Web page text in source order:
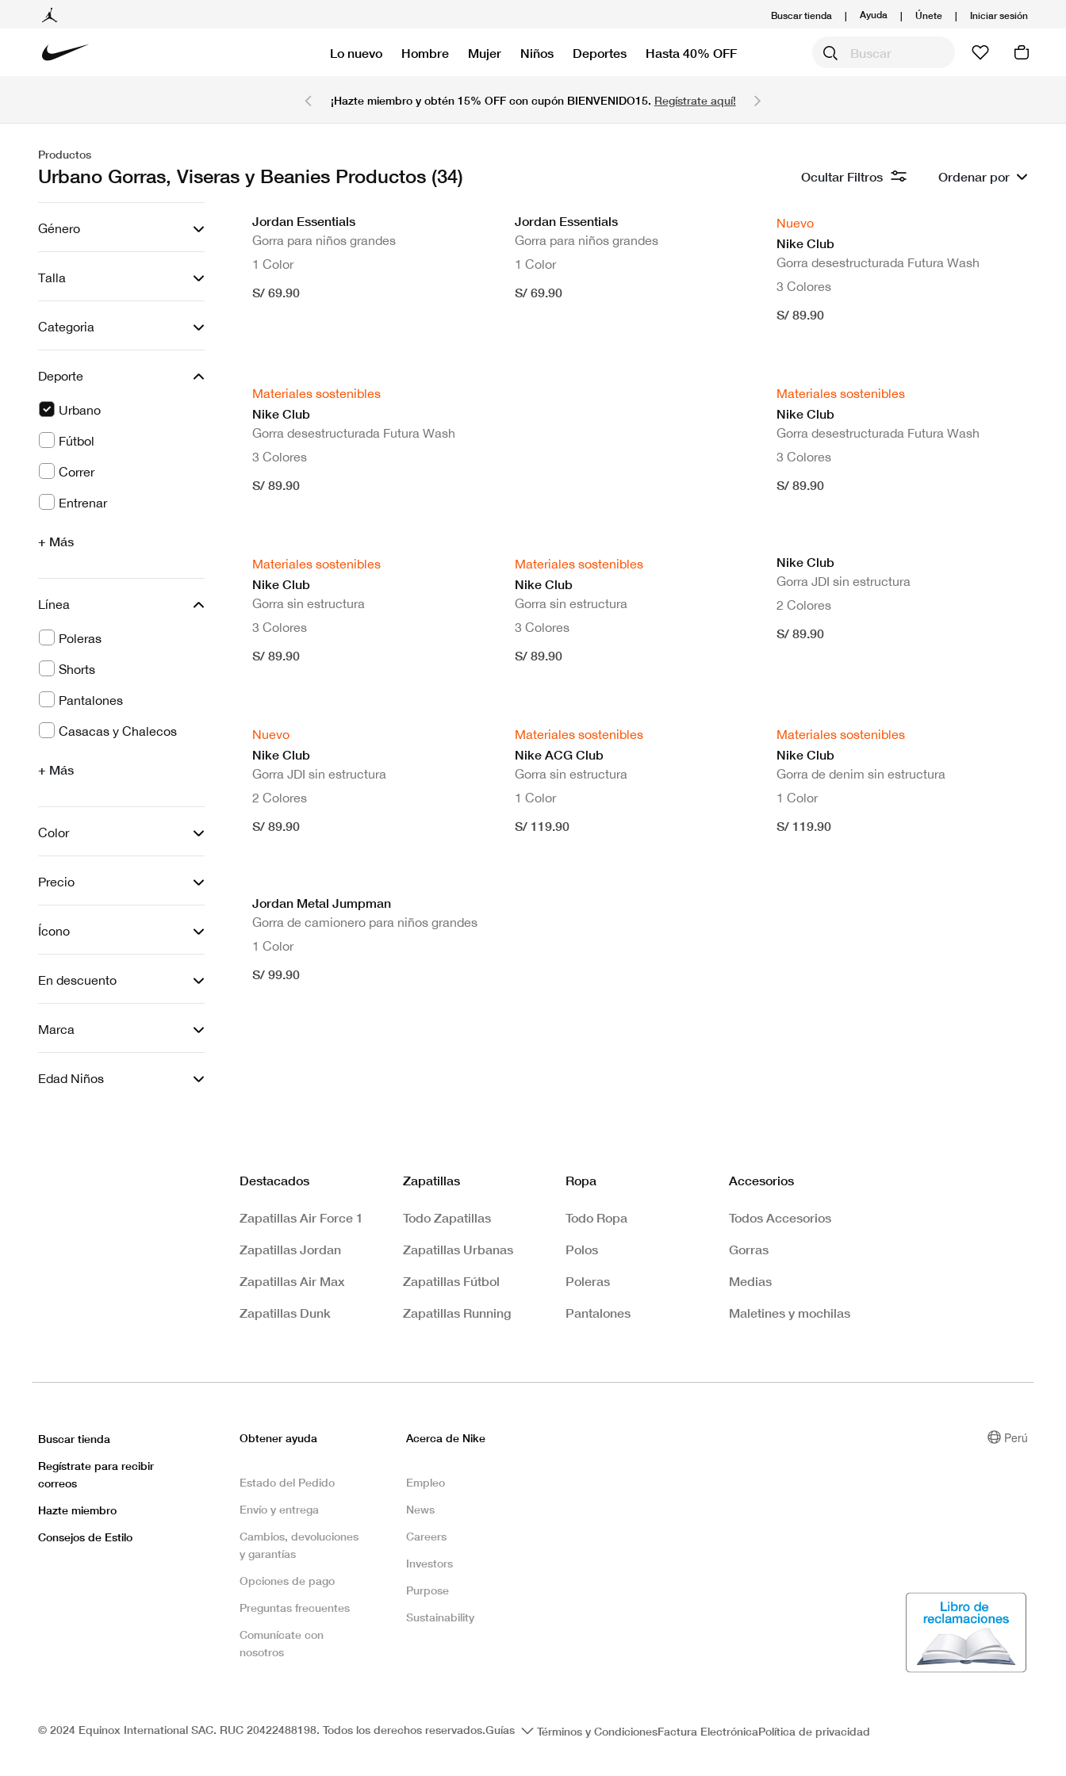
Buscar tienda | Ayuda | Únete | Iniciar sesión
Lo nuevo Hombre Mujer Niños Deportes Hasta 40% OFF
¡Hazte miembro y obtén 15% OFF con cupón BIENVENIDO15. Regístrate aquí!
Productos
Urbano Gorras, Viseras y Beanies Productos (34) Ocultar Filtros Ordenar por
Género
Talla
Categoria
Deporte
Urbano
seleccionado Actualmente Refinado por Deporte: Urbano
Fútbol
Filtrar por Deporte: Fútbol
Correr
Filtrar por Deporte: Correr
Entrenar
+ Más
Línea
Poleras
Filtrar por Línea: Poleras
Shorts
Filtrar por Línea: Shorts
Pantalones
Filtrar por Línea: Pantalones
Casacas y Chalecos
Filtrar por Línea: Casacas y Chalecos
+ Más
Color
Precio
Ícono
En descuento
Marca
Edad Niños
Jordan Essentials
Gorra para niños grandes
1 Color
S/ 69.90
Jordan Essentials
Gorra para niños grandes
1 Color
S/ 69.90
Nuevo
Nike Club
Gorra desestructurada Futura Wash
3 Colores
S/ 89.90
Materiales sostenibles
Nike Club
Gorra desestructurada Futura Wash
3 Colores
S/ 89.90
Materiales sostenibles
Nike Club
Gorra desestructurada Futura Wash
3 Colores
S/ 89.90
Materiales sostenibles
Nike Club
Gorra sin estructura
3 Colores
S/ 89.90
Materiales sostenibles
Nike Club
Gorra sin estructura
3 Colores
S/ 89.90
Nike Club
Gorra JDI sin estructura
2 Colores
S/ 89.90
Nuevo
Nike Club
Gorra JDI sin estructura
2 Colores
S/ 89.90
Materiales sostenibles
Nike ACG Club
Gorra sin estructura
1 Color
S/ 119.90
Materiales sostenibles
Nike Club
Gorra de denim sin estructura
1 Color
S/ 119.90
Jordan Metal Jumpman
Gorra de camionero para niños grandes
1 Color
S/ 99.90
Destacados
Zapatillas Air Force 1
Zapatillas Jordan
Zapatillas Air Max
Zapatillas Dunk
Zapatillas
Todo Zapatillas
Zapatillas Urbanas
Zapatillas Fútbol
Zapatillas Running
Ropa
Todo Ropa
Polos
Poleras
Pantalones
Accesorios
Todos Accesorios
Gorras
Medias
Maletines y mochilas
Buscar tienda
Regístrate para recibir
correos
Hazte miembro
Consejos de Estilo
Obtener ayuda
Estado del Pedido
Envío y entrega
Cambios, devoluciones
y garantías
Opciones de pago
Preguntas frecuentes
Comunícate con
nosotros
Acerca de Nike
Empleo
News
Careers
Investors
Purpose
Sustainability
Perú
© 2024 Equinox International SAC. RUC 20422488198. Todos los derechos reservados.Guías Términos y CondicionesFactura ElectrónicaPolítica de privacidad